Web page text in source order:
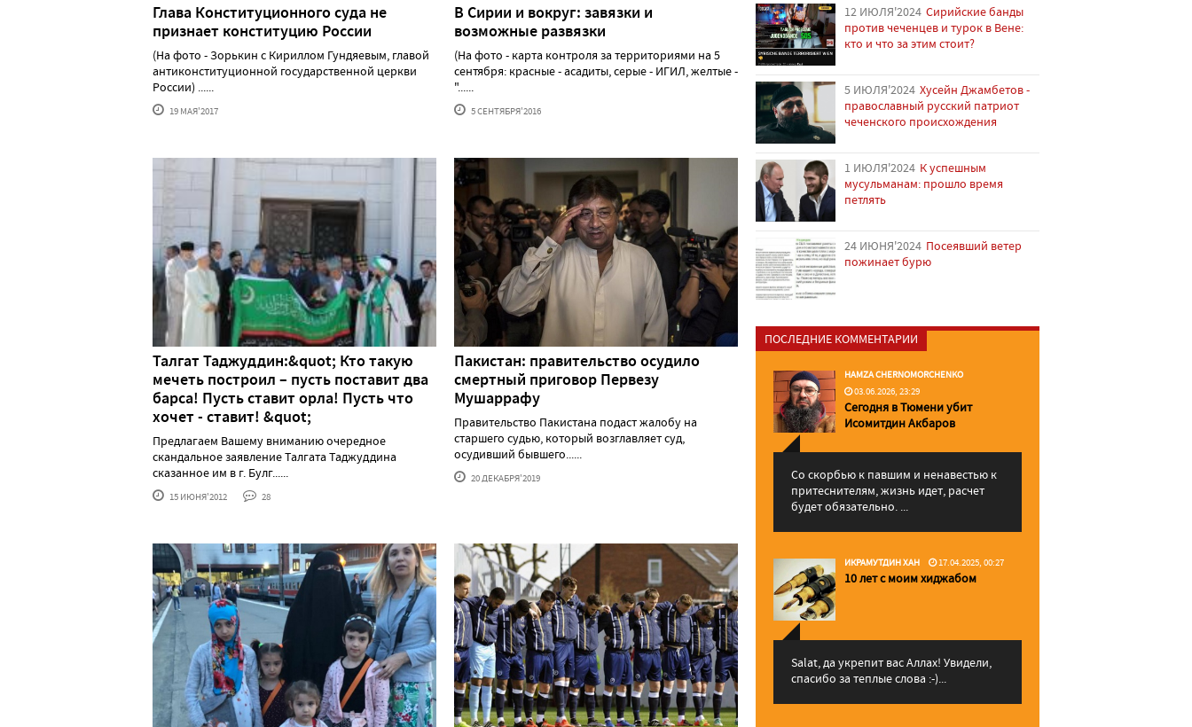
Глава Конституционного суда не
признает конституцию России
(На фото - Зорькин с Кириллом Гундяевым, главой
антиконституционной государственной церкви
России) ......
19 МАЯ'2017
В Сирии и вокруг: завязки и
возможные развязки
(На фото - карта контроля за территориями на 5
сентября: красные - асадиты, серые - ИГИЛ, желтые -
"......
5 СЕНТЯБРЯ'2016
Талгат Таджуддин:&quot; Кто такую
мечеть построил – пусть поставит два
барса! Пусть ставит орла! Пусть что
хочет - ставит! &quot;
Предлагаем Вашему вниманию очередное
скандальное заявление Талгата Таджуддина
сказанное им в г. Булг......
15 ИЮНЯ'2012 28
Пакистан: правительство осудило
смертный приговор Первезу
Мушаррафу
Правительство Пакистана подаст жалобу на
старшего судью, который возглавляет суд,
осудивший бывшего......
20 ДЕКАБРЯ'2019
12 ИЮЛЯ'2024 Сирийские банды
против чеченцев и турок в Вене:
кто и что за этим стоит?
5 ИЮЛЯ'2024 Хусейн Джамбетов -
православный русский патриот
чеченского происхождения
1 ИЮЛЯ'2024 К успешным
мусульманам: прошло время
петлять
24 ИЮНЯ'2024 Посеявший ветер
пожинает бурю
ПОСЛЕДНИЕ КОММЕНТАРИИ
HAMZA CHERNOMORCHENKO
03.06.2026, 23:29
Сегодня в Тюмени убит
Исомитдин Акбаров
Со скорбью к павшим и ненавестью к
притеснителям, жизнь идет, расчет
будет обязательно. ...
ИКРАМУТДИН ХАН 17.04.2025, 00:27
10 лет с моим хиджабом
Salat, да укрепит вас Аллаx! Увидели,
спасибо за теплые слова :-)...